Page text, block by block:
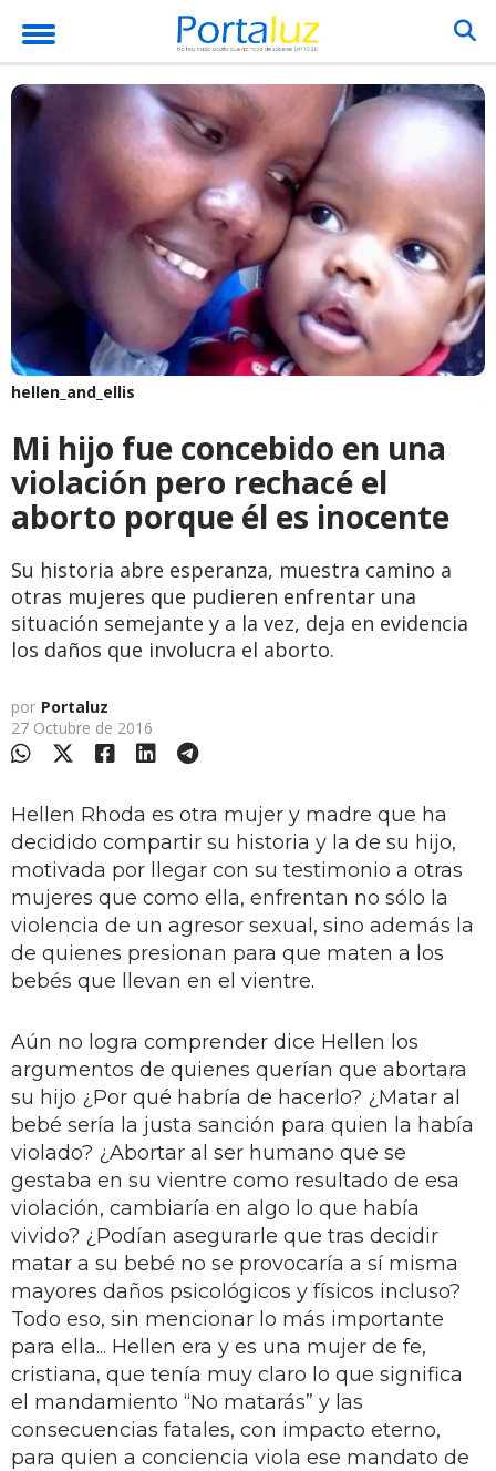
hellen_and_ellis
Mi hijo fue concebido en una
violación pero rechacé el
aborto porque él es inocente
Su historia abre esperanza, muestra camino a
otras mujeres que pudieren enfrentar una
situación semejante y a la vez, deja en evidencia
los daños que involucra el aborto.
por Portaluz
27 Octubre de 2016
Hellen Rhoda es otra mujer y madre que ha
decidido compartir su historia y la de su hijo,
motivada por llegar con su testimonio a otras
mujeres que como ella, enfrentan no sólo la
violencia de un agresor sexual, sino además la
de quienes presionan para que maten a los
bebés que llevan en el vientre.
Aún no logra comprender dice Hellen los
argumentos de quienes querían que abortara
su hijo ¿Por qué habría de hacerlo? ¿Matar al
bebé sería la justa sanción para quien la había
violado? ¿Abortar al ser humano que se
gestaba en su vientre como resultado de esa
violación, cambiaría en algo lo que había
vivido? ¿Podían asegurarle que tras decidir
matar a su bebé no se provocaría a sí misma
mayores daños psicológicos y físicos incluso?
Todo eso, sin mencionar lo más importante
para ella... Hellen era y es una mujer de fe,
cristiana, que tenía muy claro lo que significa
el mandamiento “No matarás” y las
consecuencias fatales, con impacto eterno,
para quien a conciencia viola ese mandato de